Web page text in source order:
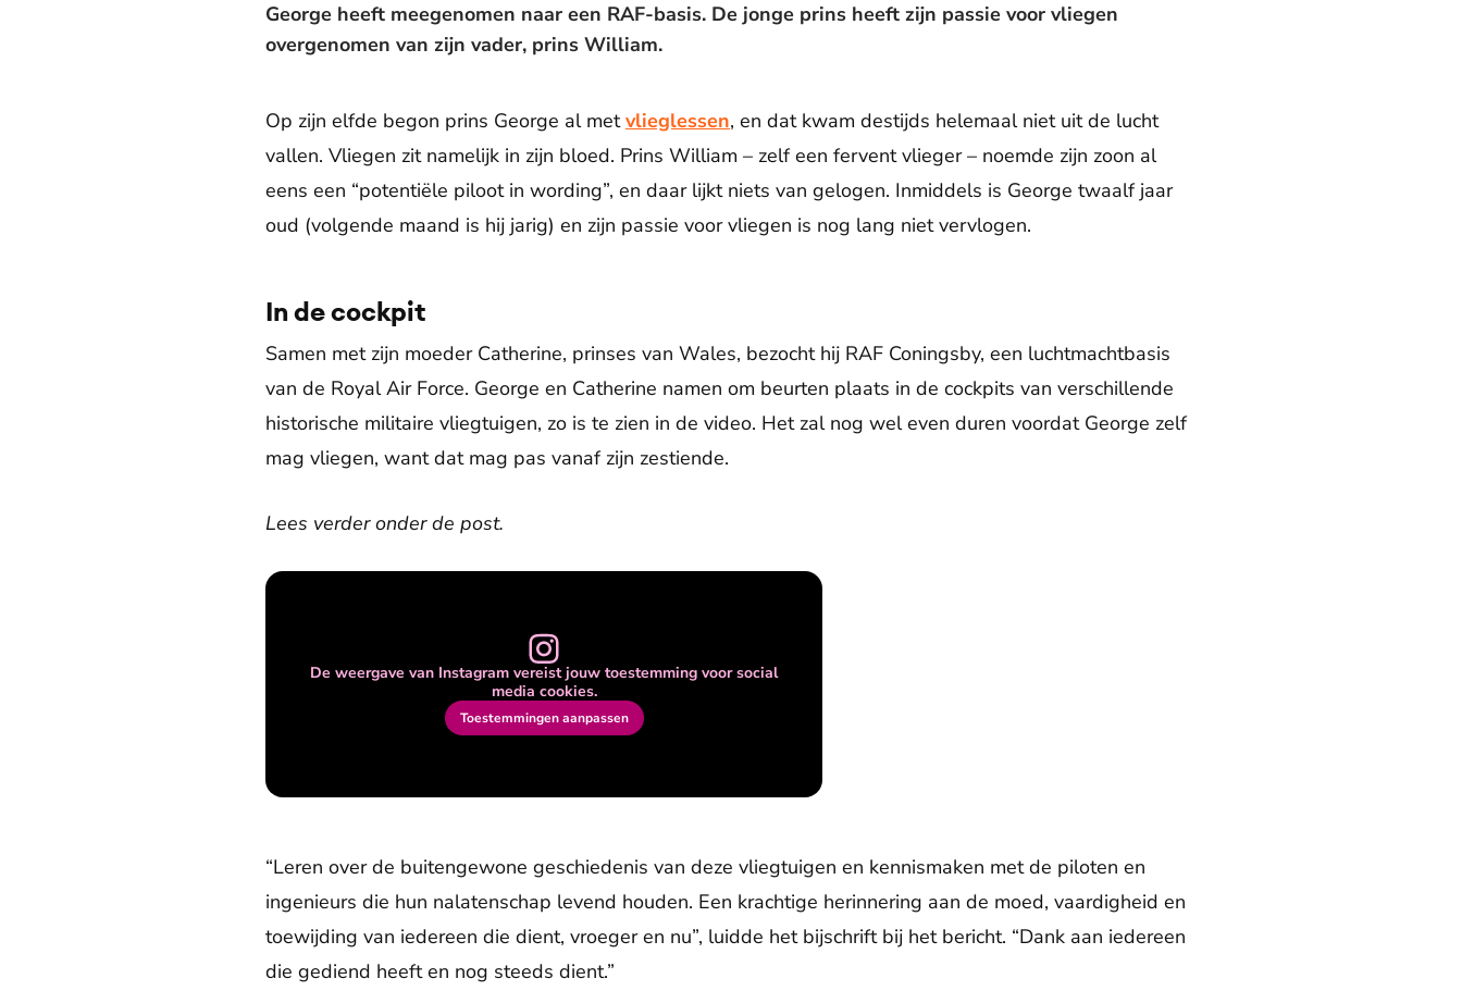
George heeft meegenomen naar een RAF-basis. De jonge prins heeft zijn passie voor vliegen
overgenomen van zijn vader, prins William.
Op zijn elfde begon prins George al metvlieglessen, en dat kwam destijds helemaal niet uit de lucht
vallen. Vliegen zit namelijk in zijn bloed. Prins William – zelf een fervent vlieger – noemde zijn zoon al
eens een “potentiële piloot in wording”, en daar lijkt niets van gelogen. Inmiddels is George twaalf jaar
oud (volgende maand is hij jarig) en zijn passie voor vliegen is nog lang niet vervlogen.
In de cockpit
Samen met zijn moeder Catherine, prinses van Wales, bezocht hij RAF Coningsby, een luchtmachtbasis
van de Royal Air Force. George en Catherine namen om beurten plaats in de cockpits van verschillende
historische militaire vliegtuigen, zo is te zien in de video. Het zal nog wel even duren voordat George zelf
mag vliegen, want dat mag pas vanaf zijn zestiende.
Lees verder onder de post.
De weergave van Instagram vereist jouw toestemming voor social
media cookies.
Toestemmingen aanpassen
“Leren over de buitengewone geschiedenis van deze vliegtuigen en kennismaken met de piloten en
ingenieurs die hun nalatenschap levend houden. Een krachtige herinnering aan de moed, vaardigheid en
toewijding van iedereen die dient, vroeger en nu”, luidde het bijschrift bij het bericht. “Dank aan iedereen
die gediend heeft en nog steeds dient.”